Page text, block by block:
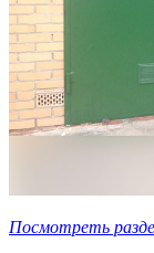
Посмотреть